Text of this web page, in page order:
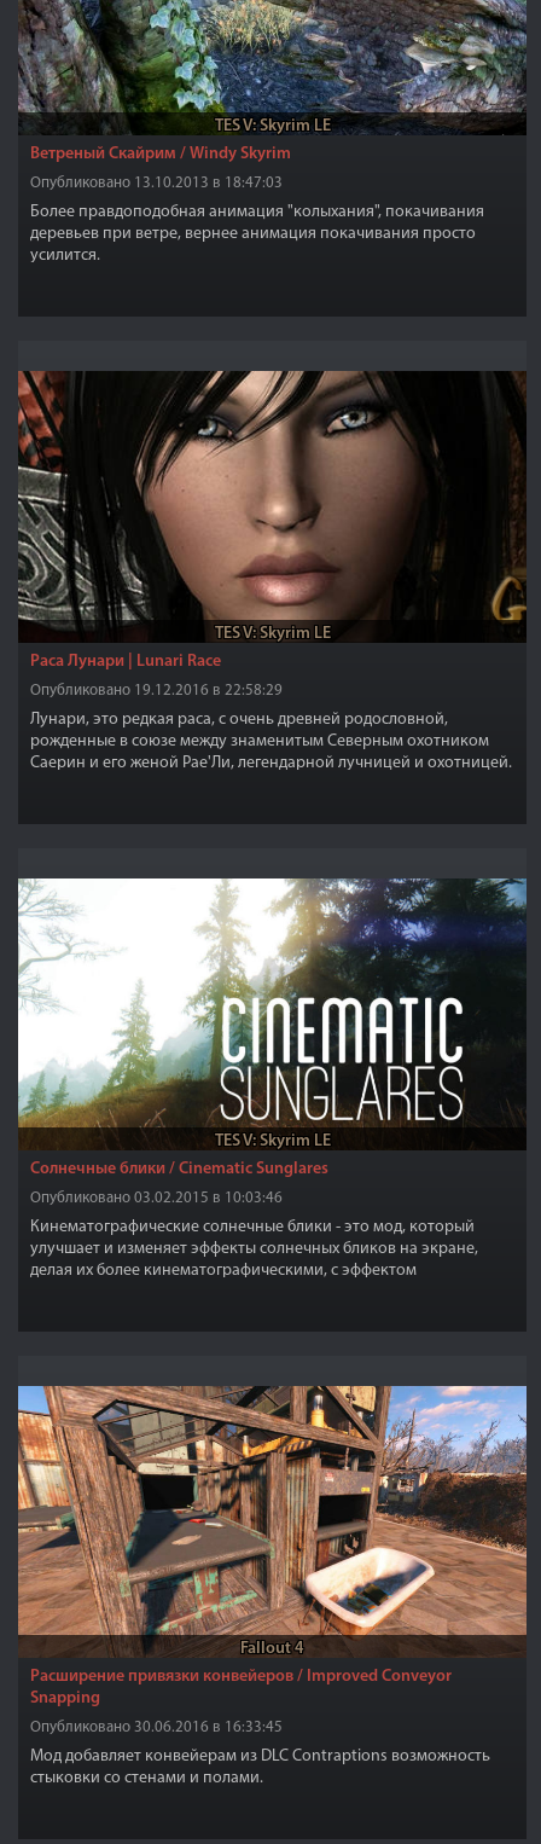
TES V: Skyrim LE
Ветреный Скайрим / Windy Skyrim
Опубликовано 13.10.2013 в 18:47:03
Более правдоподобная анимация "колыхания", покачивания
деревьев при ветре, вернее анимация покачивания просто
усилится.
TES V: Skyrim LE
Раса Лунари | Lunari Race
Опубликовано 19.12.2016 в 22:58:29
Лунари, это редкая раса, с очень древней родословной,
рожденные в союзе между знаменитым Северным охотником
Саерин и его женой Рае'Ли, легендарной лучницей и охотницей.
TES V: Skyrim LE
Солнечные блики / Cinematic Sunglares
Опубликовано 03.02.2015 в 10:03:46
Кинематографические солнечные блики - это мод, который
улучшает и изменяет эффекты солнечных бликов на экране,
делая их более кинематографическими, с эффектом
Fallout 4
Расширение привязки конвейеров / Improved Conveyor
Snapping
Опубликовано 30.06.2016 в 16:33:45
Мод добавляет конвейерам из DLC Contraptions возможность
стыковки со стенами и полами.